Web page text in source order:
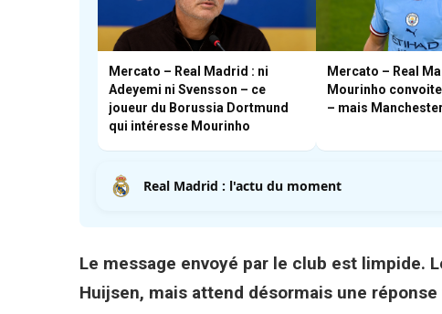
Mercato – Real Madrid : ni
Adeyemi ni Svensson – ce
joueur du Borussia Dortmund
qui intéresse Mourinho
Mercato – Real
Mourinho
– mais
Real Madrid : l'actu du moment
Le message envoyé par le club est limpide.
Huijsen, mais attend désormais une